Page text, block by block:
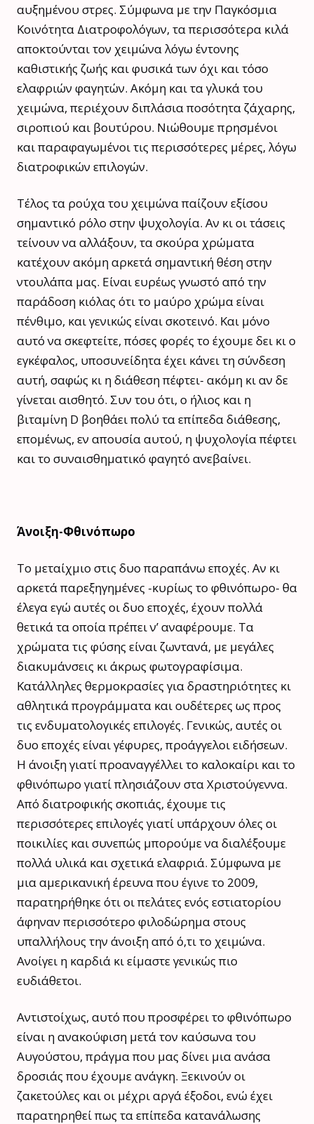
αυξημένου στρες. Σύμφωνα με την Παγκόσμια
Κοινότητα Διατροφολόγων, τα περισσότερα κιλά
αποκτούνται τον χειμώνα λόγω έντονης
καθιστικής ζωής και φυσικά των όχι και τόσο
ελαφριών φαγητών. Ακόμη και τα γλυκά του
χειμώνα, περιέχουν διπλάσια ποσότητα ζάχαρης,
σιροπιού και βουτύρου. Νιώθουμε πρησμένοι
και παραφαγωμένοι τις περισσότερες μέρες, λόγω
διατροφικών επιλογών.
Τέλος τα ρούχα του χειμώνα παίζουν εξίσου
σημαντικό ρόλο στην ψυχολογία. Αν κι οι τάσεις
τείνουν να αλλάξουν, τα σκούρα χρώματα
κατέχουν ακόμη αρκετά σημαντική θέση στην
ντουλάπα μας. Είναι ευρέως γνωστό από την
παράδοση κιόλας ότι το μαύρο χρώμα είναι
πένθιμο, και γενικώς είναι σκοτεινό. Και μόνο
αυτό να σκεφτείτε, πόσες φορές το έχουμε δει κι ο
εγκέφαλος, υποσυνείδητα έχει κάνει τη σύνδεση
αυτή, σαφώς κι η διάθεση πέφτει- ακόμη κι αν δε
γίνεται αισθητό. Συν του ότι, ο ήλιος και η
βιταμίνη D βοηθάει πολύ τα επίπεδα διάθεσης,
επομένως, εν απουσία αυτού, η ψυχολογία πέφτει
και το συναισθηματικό φαγητό ανεβαίνει.
Άνοιξη-Φθινόπωρο
Το μεταίχμιο στις δυο παραπάνω εποχές. Αν κι
αρκετά παρεξηγημένες -κυρίως το φθινόπωρο- θα
έλεγα εγώ αυτές οι δυο εποχές, έχουν πολλά
θετικά τα οποία πρέπει ν’ αναφέρουμε. Τα
χρώματα τις φύσης είναι ζωντανά, με μεγάλες
διακυμάνσεις κι άκρως φωτογραφίσιμα.
Κατάλληλες θερμοκρασίες για δραστηριότητες κι
αθλητικά προγράμματα και ουδέτερες ως προς
τις ενδυματολογικές επιλογές. Γενικώς, αυτές οι
δυο εποχές είναι γέφυρες, προάγγελοι ειδήσεων.
Η άνοιξη γιατί προαναγγέλλει το καλοκαίρι και το
φθινόπωρο γιατί πλησιάζουν στα Χριστούγεννα.
Από διατροφικής σκοπιάς, έχουμε τις
περισσότερες επιλογές γιατί υπάρχουν όλες οι
ποικιλίες και συνεπώς μπορούμε να διαλέξουμε
πολλά υλικά και σχετικά ελαφριά. Σύμφωνα με
μια αμερικανική έρευνα που έγινε το 2009,
παρατηρήθηκε ότι οι πελάτες ενός εστιατορίου
άφηναν περισσότερο φιλοδώρημα στους
υπαλλήλους την άνοιξη από ό,τι το χειμώνα.
Ανοίγει η καρδιά κι είμαστε γενικώς πιο
ευδιάθετοι.
Αντιστοίχως, αυτό που προσφέρει το φθινόπωρο
είναι η ανακούφιση μετά τον καύσωνα του
Αυγούστου, πράγμα που μας δίνει μια ανάσα
δροσιάς που έχουμε ανάγκη. Ξεκινούν οι
ζακετούλες και οι μέχρι αργά έξοδοι, ενώ έχει
παρατηρηθεί πως τα επίπεδα κατανάλωσης